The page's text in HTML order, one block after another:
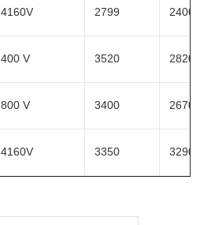
4160V 2799 2400
400 V 3520 2820
800 V 3400 2670
4160V 3350 3290